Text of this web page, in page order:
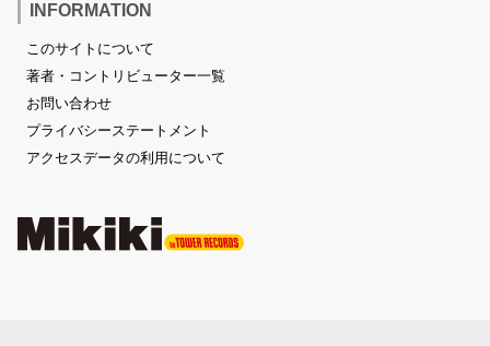
INFORMATION
このサイトについて
著者・コントリビューター一覧
お問い合わせ
プライバシーステートメント
アクセスデータの利用について